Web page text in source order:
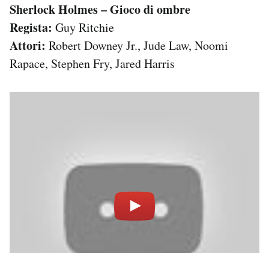
Sherlock Holmes – Gioco di ombre
Regista: Guy Ritchie
Attori: Robert Downey Jr., Jude Law, Noomi
Rapace, Stephen Fry, Jared Harris